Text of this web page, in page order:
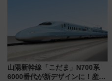
山陽新幹線「こだま」N700系
6000番代が新デザインに！産学